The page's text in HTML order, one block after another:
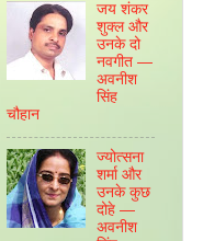
जय शंकर
शुक्ल और
उनके दो
नवगीत —
अवनीश
सिंह
चौहान
ज्योत्सना
शर्मा और
उनके कुछ
दोहे —
अवनीश